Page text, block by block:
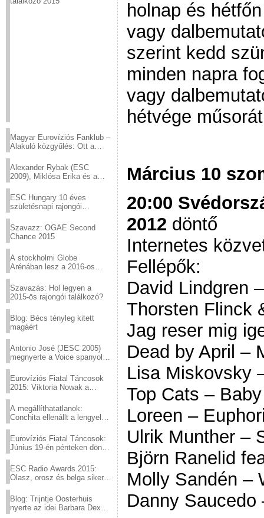
Magyar Eurovíziós Fanklub –
Alakuló közgyűlés: Ott a
Alexander Rybak (ESC
2009), Miklósa Erika és a
sztárjai a Margitszigeten
ESC Hungary 10 éves
születésnapi rajongói
Szavazz: OGAE Second
Chance 2015
A stockholmi Globe
Arénában lesz a 2016-os
Szavazás: Hol legyen a
2015-ös rajongói találkozó?
Blog: Bécs tényleg kitett
magáért
Antonio José (JESC 2005)
megnyerte a Voice spanyol
Eurovíziós Fiatal Táncosok
2015: Viktoria Nowak a
A megállíthatatlanok:
Conchita ellenállt a lengyel
Eurovíziós Fiatal Táncosok:
Június 19-én pénteken döntő
ESC Radio Awards 2015:
Olasz, orosz és belga siker,
Blog: Trijntje Oosterhuis
nyerte az idei Barbara Dex
holnap és
vagy
szerint kedd
minden napra
vagy
hétvége
Március 10
20:00
2012 döntő
Internetes
Fellépők:
David Lindgren
Thorsten Flinck
Jag reser mig
Dead by April –
Lisa Miskovsky
Top Cats –
Loreen –
Ulrik Munther –
Björn Ranelid
Molly Sandén –
Danny Saucedo